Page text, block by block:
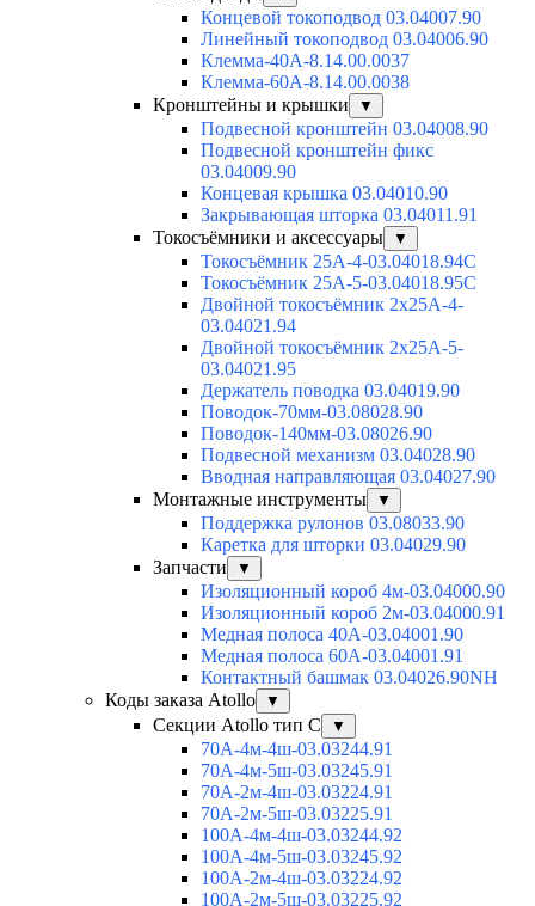
Концевой токоподвод 03.04007.90
Линейный токоподвод 03.04006.90
Клемма-40А-8.14.00.0037
Клемма-60А-8.14.00.0038
Кронштейны и крышки
▼
Подвесной кронштейн 03.04008.90
Подвесной кронштейн фикс
03.04009.90
Концевая крышка 03.04010.90
Закрывающая шторка 03.04011.91
Токосъёмники и аксессуары
▼
Токосъёмник 25А-4-03.04018.94C
Токосъёмник 25А-5-03.04018.95C
Двойной токосъёмник 2х25А-4-
03.04021.94
Двойной токосъёмник 2х25А-5-
03.04021.95
Держатель поводка 03.04019.90
Поводок-70мм-03.08028.90
Поводок-140мм-03.08026.90
Подвесной механизм 03.04028.90
Вводная направляющая 03.04027.90
Монтажные инструменты
▼
Поддержка рулонов 03.08033.90
Каретка для шторки 03.04029.90
Запчасти
▼
Изоляционный короб 4м-03.04000.90
Изоляционный короб 2м-03.04000.91
Медная полоса 40А-03.04001.90
Медная полоса 60А-03.04001.91
Контактный башмак 03.04026.90NH
Коды заказа Atollo
▼
Секции Atollo тип С ▼
70А-4м-4ш-03.03244.91
70А-4м-5ш-03.03245.91
70А-2м-4ш-03.03224.91
70А-2м-5ш-03.03225.91
100А-4м-4ш-03.03244.92
100А-4м-5ш-03.03245.92
100А-2м-4ш-03.03224.92
100А-2м-5ш-03.03225.92